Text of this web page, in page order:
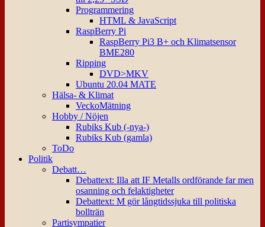
Programmering
HTML & JavaScript
RaspBerry Pi
RaspBerry Pi3 B+ och Klimatsensor
BME280
Ripping
DVD>MKV
Ubuntu 20.04 MATE
Hälsa- & Klimat
VeckoMätning
Hobby / Nöjen
Rubiks Kub (-nya-)
Rubiks Kub (gamla)
ToDo
Politik
Debatt…
Debattext: Illa att IF Metalls ordförande far men
osanning och felaktigheter
Debattext: M gör långtidssjuka till politiska
bollträn
Partisympatier